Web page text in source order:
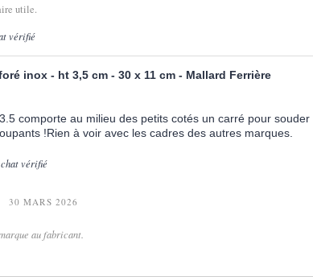
utile.
vérifié
inox - ht 3,5 cm - 30 x 11 cm - Mallard Ferrière
comporte au milieu des petits cotés un carré pour
!Rien à voir avec les cadres des autres marques.
vérifié
30 MARS 2026
au fabricant.